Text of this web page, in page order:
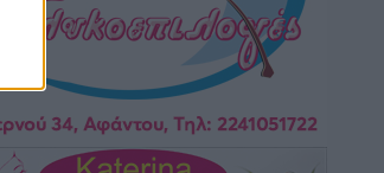
συγκλονιστική μαρτυρία της Χαρούλας
Γιασιράνη στον RV για τα γεγονότα που
οδήγησαν στο Σύμφωνο της Λέρου
Τοπικές Ειδήσεις• πριν 9 ώρες
Συναυλία με τον Γιάννη Κότσιρα στις